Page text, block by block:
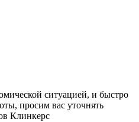
ситуацией, и быстро
просим вас уточнять
Клинкерс